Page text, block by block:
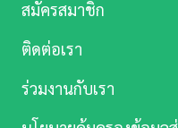
สมัครสมาชิก
ติดต่อเรา
ร่วมงานกับเรา